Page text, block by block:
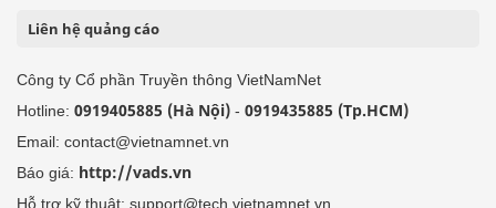
Liên hệ quảng cáo
Công ty Cổ phần Truyền thông VietNamNet
Hotline: 0919405885 (Hà Nội) - 0919435885 (Tp.HCM)
Email: contact@vietnamnet.vn
Báo giá: http://vads.vn
Hỗ trợ kỹ thuật: support@tech.vietnamnet.vn